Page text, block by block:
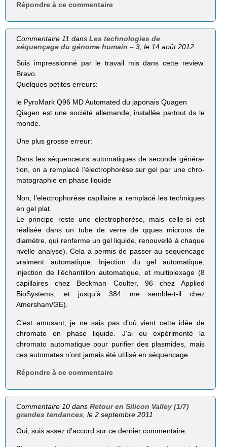
Répondre à ce commentaire
Commentaire 11 dansLes technologies de
séquençage du génome humain – 3 , le 14 août 2012
Suis impressionné par le travail mis dans cette review.
Bravo.
Quelques petites erreurs:
le Pyro­Mark Q96 MD Auto­ma­ted du japo­nais Qua­gen
Qiagen est une société allemande, installée partout ds le
monde.
Une plus grosse erreur:
Dans les séquen­ceurs auto­ma­tiques de seconde géné­ra­
tion, on a rem­placé l’électrophorèse sur gel par une chro­
ma­to­gra­phie en phase liquide
Non, l’electrophorèse capillaire a remplacé les techniques
en gel plat.
Le principe reste une electrophorèse, mais celle-si est
réalisée dans un tube de verre de qques microns de
diamètre, qui renferme un gel liquide, renouvellé à chaque
nvelle analyse). Cela a permis de passer au sequencage
vraiment automatique. Injection du gel automatique,
injection de l’échantillon automatique, et multiplexage (8
capillaires chez Beckman Coulter, 96 chez Applied
BioSystems, et jusqu’à 384 me semble-t-il chez
Amersham/GE).
C’est amusant, je ne sais pas d’où vient cette idée de
chromato en phase liquide. J’ai eu expérimenté la
chromato automatique pour purifier des plasmides, mais
ces automates n’ont jamais été utilisé en séquencage.
Répondre à ce commentaire
Commentaire 10 dansRetour en Silicon Valley (1/7)
grandes tendances , le 2 septembre 2011
Oui, suis assez d’accord sur ce dernier commentaire.